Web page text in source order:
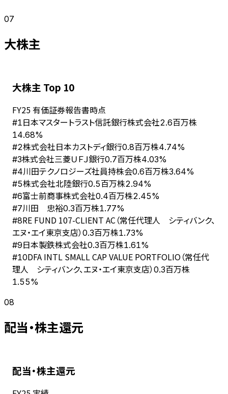
07
大株主
大株主 Top 10
FY25 有価証券報告書時点
#1日本マスタートラスト信託銀行株式会社2.6百万株
14.68%
#2株式会社日本カストディ銀行0.8百万株4.74%
#3株式会社三菱ＵＦＪ銀行0.7百万株4.03%
#4川田テクノロジーズ社員持株会0.6百万株3.64%
#5株式会社北陸銀行0.5百万株2.94%
#6富士前商事株式会社0.4百万株2.45%
#7川田 忠裕0.3百万株1.77%
#8RE FUND 107-CLIENT AC（常任代理人 シティバンク、
エヌ・エイ東京支店） 0.3百万株1.73%
#9日本製鉄株式会社0.3百万株1.61%
#10DFA INTL SMALL CAP VALUE PORTFOLIO（常任代
理人 シティバンク、エヌ・エイ東京支店） 0.3百万株
1.55%
08
配当・株主還元
配当・株主還元